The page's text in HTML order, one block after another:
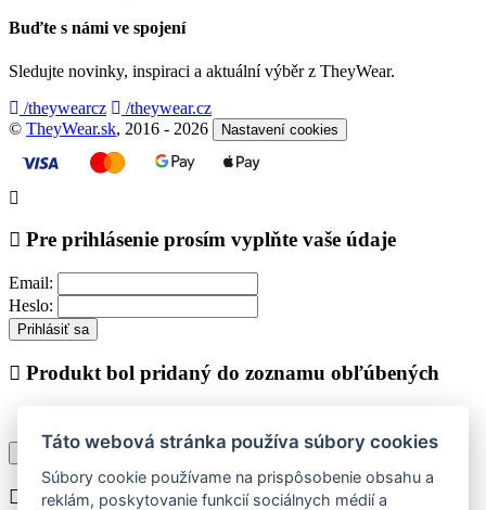
Buďte s námi ve spojení
Sledujte novinky, inspiraci a aktuální výběr z TheyWear.
/theywearcz
/theywear.cz
© TheyWear.sk, 2016 - 2026 Nastavení cookies
Pre prihlásenie prosím vyplňte vaše údaje
Email:
Heslo:
Prihlásiť sa
Produkt bol pridaný do zoznamu obľúbených
Pokračovať v nákupe Zobraziť zoznam obľúbených
Chyba při vkládání do košíku
Táto webová stránka používa súbory cookies
Súbory cookie používame na prispôsobenie obsahu a
reklám, poskytovanie funkcií sociálnych médií a